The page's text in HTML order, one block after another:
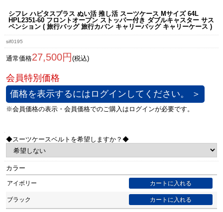
シフレ ハピタスプラス ぬい活 推し活 スーツケース Mサイズ 64L
HPL2351-60 フロントオープン ストッパー付き ダブルキャスター サス
ペンション ( 旅行バッグ 旅行カバン キャリーバッグ キャリーケース )
sif0195
通常価格27,500円 (税込)
価格を表示するにはログインしてください。 ＞
◆スーツケースベルトを希望しますか？◆
カラー
アイボリー
ブラック